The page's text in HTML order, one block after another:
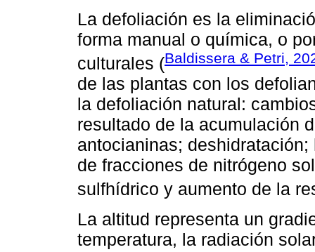
La defoliación es la
forma manual o química, o
culturales (Baldissera & Petri,
de las plantas con los
la defoliación natural:
resultado de la acumulación
antocianinas;
de fracciones de nitrógeno
sulfhídrico y aumento de la
La altitud representa un
temperatura, la radiación